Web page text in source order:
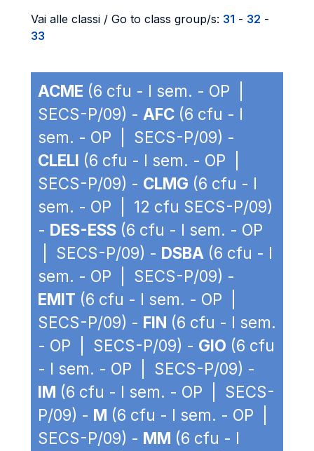
Vai alle classi / Go to class group/s: 31 - 32 -
33
ACME (6 cfu - I sem. - OP |
SECS-P/09) - AFC (6 cfu - I
sem. - OP | SECS-P/09) -
CLELI (6 cfu - I sem. - OP |
SECS-P/09) - CLMG (6 cfu - I
sem. - OP | 12 cfu SECS-P/09)
- DES-ESS (6 cfu - I sem. - OP
| SECS-P/09) - DSBA (6 cfu - I
sem. - OP | SECS-P/09) -
EMIT (6 cfu - I sem. - OP |
SECS-P/09) - FIN (6 cfu - I sem.
- OP | SECS-P/09) - GIO (6 cfu
- I sem. - OP | SECS-P/09) -
IM (6 cfu - I sem. - OP | SECS-
P/09) - M (6 cfu - I sem. - OP |
SECS-P/09) - MM (6 cfu - I